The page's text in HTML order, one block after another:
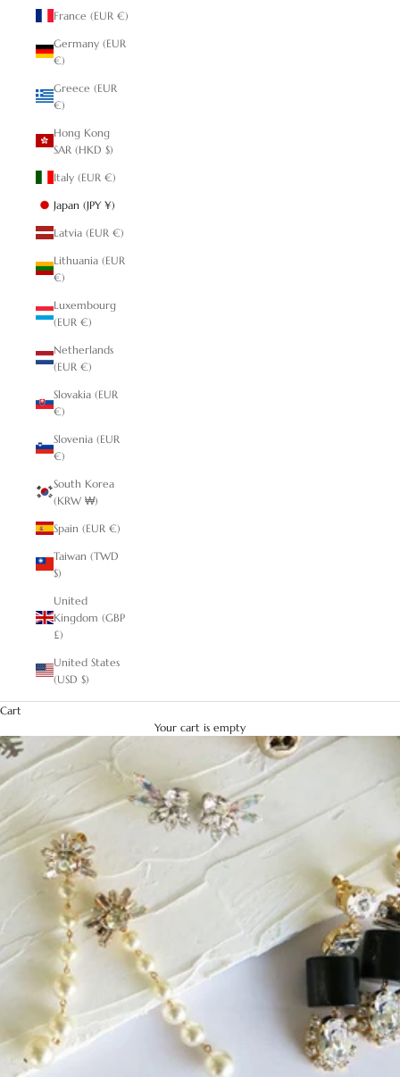
France (EUR €)
Germany (EUR
€)
Greece (EUR
€)
Hong Kong
SAR (HKD $)
Italy (EUR €)
Japan (JPY ¥)
Latvia (EUR €)
Lithuania (EUR
€)
Luxembourg
(EUR €)
Netherlands
(EUR €)
Slovakia (EUR
€)
Slovenia (EUR
€)
South Korea
(KRW ₩)
Spain (EUR €)
Taiwan (TWD
$)
United
Kingdom (GBP
£)
United States
(USD $)
Cart
Your cart is empty